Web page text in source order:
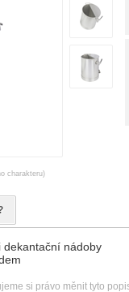
charakteru)
dekantační nádoby
si právo měnit tyto